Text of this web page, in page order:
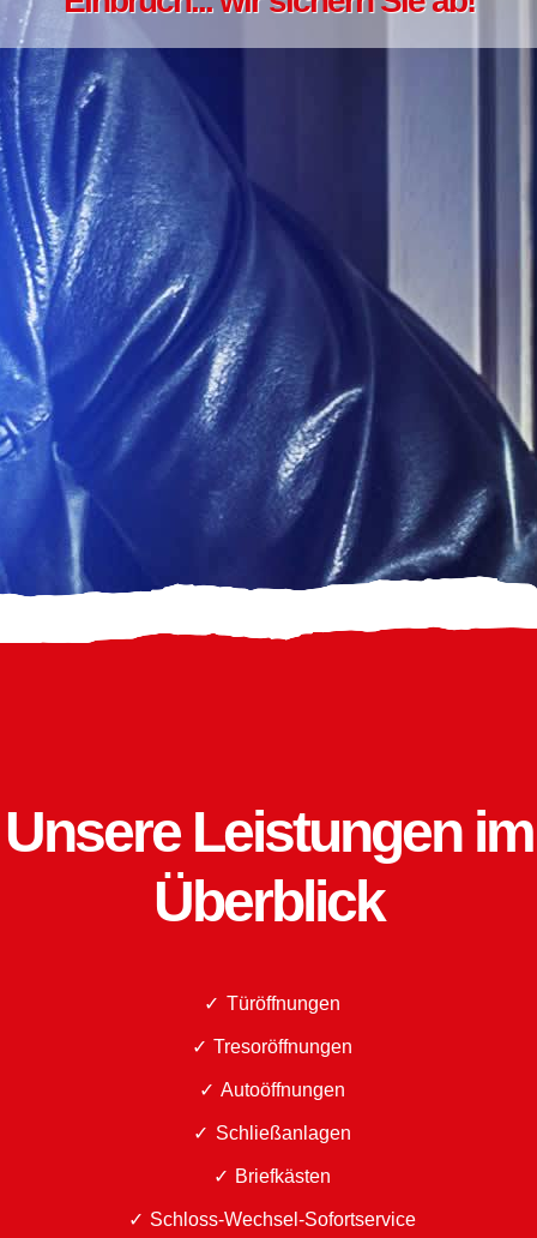
Unsere Leistungen im
Überblick
Türöffnungen
Tresoröffnungen
Autoöffnungen
Schließanlagen
Briefkästen
Schloss-Wechsel-Sofortservice